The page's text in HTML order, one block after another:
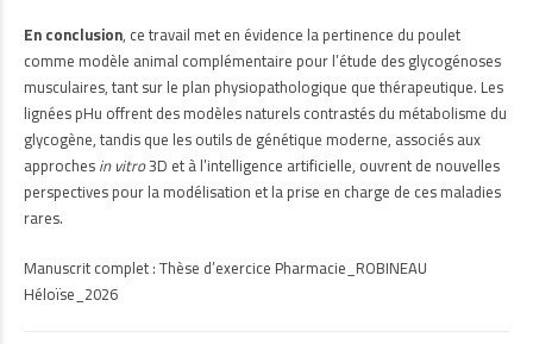
En conclusion, ce travail met en évidence la pertinence du poulet
comme modèle animal complémentaire pour l’étude des glycogénoses
musculaires, tant sur le plan physiopathologique que thérapeutique. Les
lignées pHu offrent des modèles naturels contrastés du métabolisme du
glycogène, tandis que les outils de génétique moderne, associés aux
approchesin vitro3D et à l’intelligence artificielle, ouvrent de nouvelles
perspectives pour la modélisation et la prise en charge de ces maladies
rares.
Manuscrit complet :Thèse d’exercice Pharmacie_ROBINEAU
Héloïse_2026